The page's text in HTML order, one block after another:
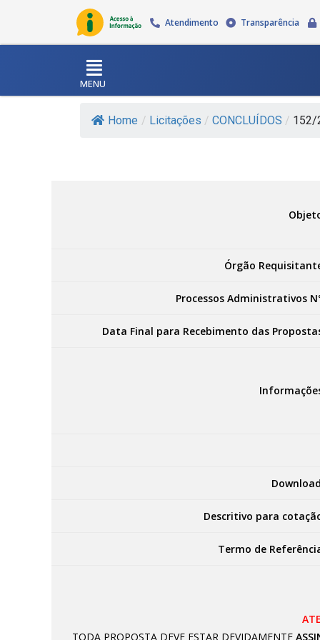
Atendimento Transparência
MENU
Home / Licitações / CONCLUÍDOS / 152/
Órgão
Processos Administrativos
Data Final para Recebimento das
Descritivo para
Termo de
TODA PROPOSTA DEVE ESTAR DEVIDAMENTE